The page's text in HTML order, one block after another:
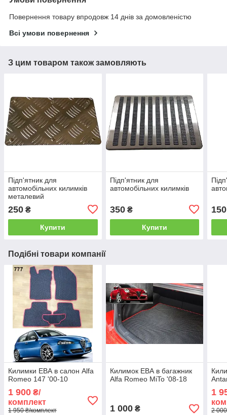
Повернення товару впродовж 14 днів за домовленістю
Всі умови повернення
З цим товаром також замовляють
Підп'ятник для
автомобільних килимків
металевий
250 ₴
Купити
Підп'ятник для
автомобільних килимків
350₴
Купити
150
Подібні товари компанії
Килимки ЕВА в салон Alfa
Romeo 147 '00-10
1 900 ₴/
комплект
1 950 ₴/комплект
Килимок ЕВА в багажник
Alfa Romeo MiTo '08-18
1 000₴
1
2